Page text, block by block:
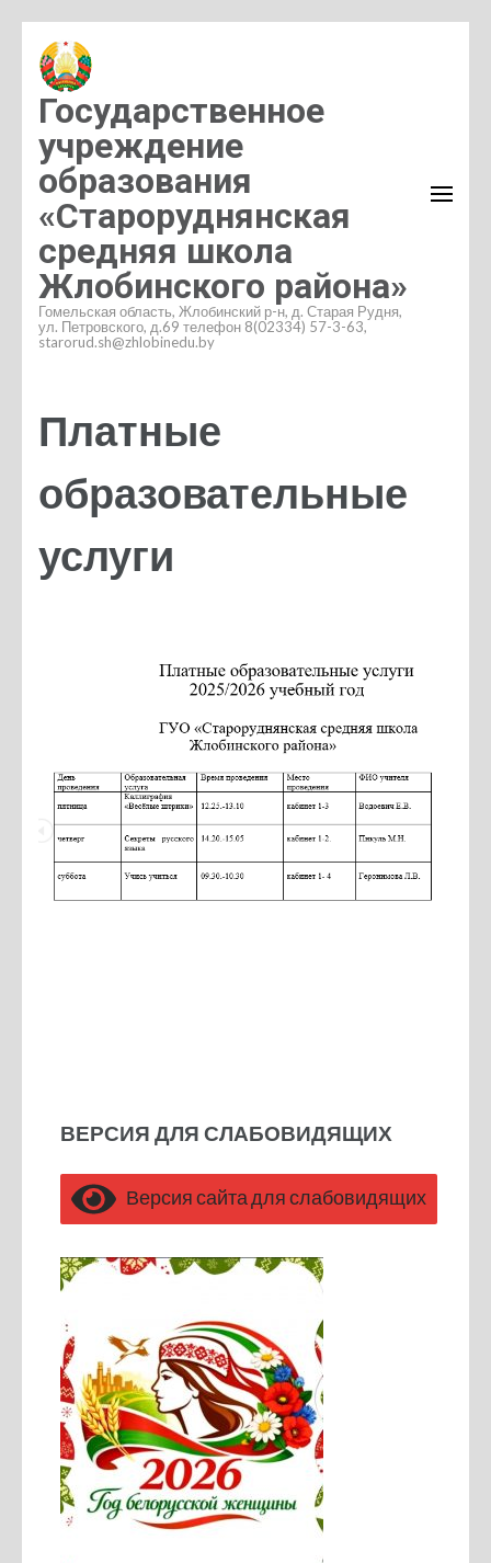
содержимому
(нажмите
Enter)
Государственное
учреждение
образования
«Староруднянская
средняя школа
Жлобинского района»
Гомельская область, Жлобинский р-н, д. Старая Рудня,
ул. Петровского, д.69 телефон 8(02334) 57-3-63,
starorud.sh@zhlobinedu.by
Платные
образовательные
услуги
ВЕРСИЯ ДЛЯ СЛАБОВИДЯЩИХ
Версия сайта для слабовидящих